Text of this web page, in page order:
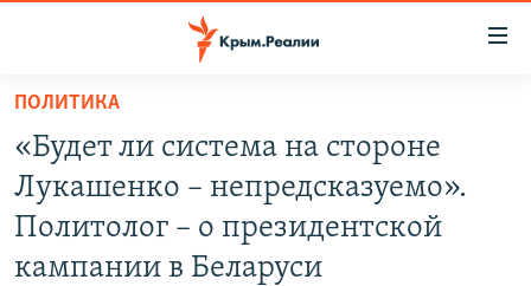
Вернуться
основному
содержанию
Вернутся
главной
СПЕЦПРОЕКТЫ
КАРТА ВОЕННЫХ ОБЪЕКТОВ КРЫМА
ВОДА
ПОЛИТИКА
«Будет ли система на стороне
Лукашенко – непредсказуемо».
Политолог – о президентской
кампании в Беларуси